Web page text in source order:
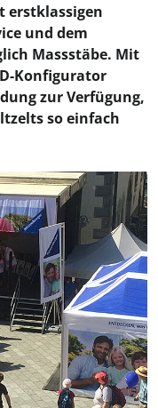
erstklassigen
und dem
Massstäbe. Mit
Konfigurator
zur Verfügung,
so einfach